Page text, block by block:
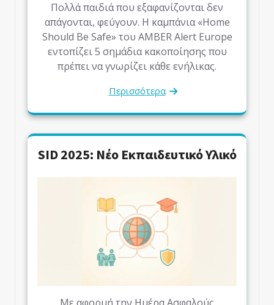
Πολλά παιδιά που εξαφανίζονται δεν
απάγονται, φεύγουν. Η καμπάνια «Home
Should Be Safe» του AMBER Alert Europe
εντοπίζει 5 σημάδια κακοποίησης που
πρέπει να γνωρίζει κάθε ενήλικας.
Περισσότερα
SID 2025: Νέο Εκπαιδευτικό Υλικό